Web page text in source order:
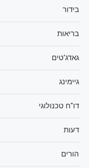
בידור
בריאות
גאדג'טים
גיימינג
דו"ח טכנולוגי
דעות
הורים